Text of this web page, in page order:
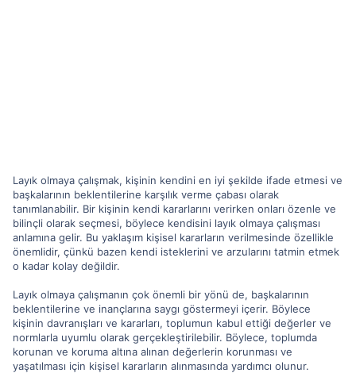
Layık olmaya çalışmak, kişinin kendini en iyi şekilde ifade etmesi ve
başkalarının beklentilerine karşılık verme çabası olarak
tanımlanabilir. Bir kişinin kendi kararlarını verirken onları özenle ve
bilinçli olarak seçmesi, böylece kendisini layık olmaya çalışması
anlamına gelir. Bu yaklaşım kişisel kararların verilmesinde özellikle
önemlidir, çünkü bazen kendi isteklerini ve arzularını tatmin etmek
o kadar kolay değildir.
Layık olmaya çalışmanın çok önemli bir yönü de, başkalarının
beklentilerine ve inançlarına saygı göstermeyi içerir. Böylece
kişinin davranışları ve kararları, toplumun kabul ettiği değerler ve
normlarla uyumlu olarak gerçekleştirilebilir. Böylece, toplumda
korunan ve koruma altına alınan değerlerin korunması ve
yaşatılması için kişisel kararların alınmasında yardımcı olunur.